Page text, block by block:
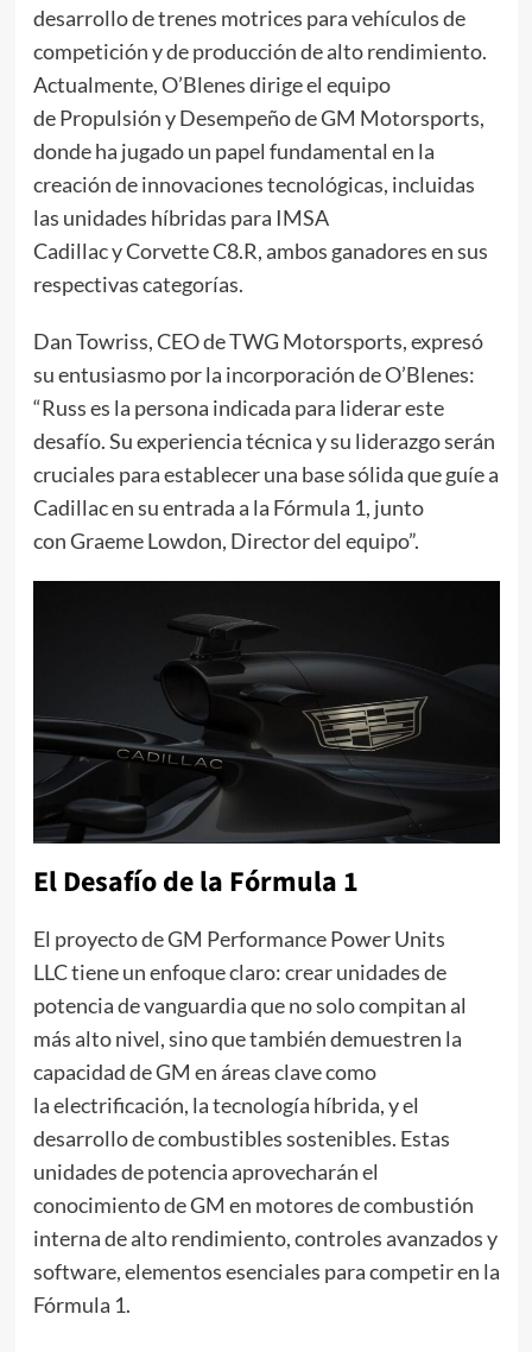
desarrollo de trenes motrices para vehículos de
competición y de producción de alto rendimiento.
Actualmente, O’Blenes dirige el equipo
de Propulsión y Desempeño de GM Motorsports,
donde ha jugado un papel fundamental en la
creación de innovaciones tecnológicas, incluidas
las unidades híbridas para IMSA
Cadillac y Corvette C8.R, ambos ganadores en sus
respectivas categorías.
Dan Towriss, CEO de TWG Motorsports, expresó
su entusiasmo por la incorporación de O’Blenes:
“Russ es la persona indicada para liderar este
desafío. Su experiencia técnica y su liderazgo serán
cruciales para establecer una base sólida que guíe a
Cadillac en su entrada a la Fórmula 1, junto
con Graeme Lowdon, Director del equipo”.
El Desafío de la Fórmula 1
El proyecto de GM Performance Power Units
LLC tiene un enfoque claro: crear unidades de
potencia de vanguardia que no solo compitan al
más alto nivel, sino que también demuestren la
capacidad de GM en áreas clave como
la electrificación, la tecnología híbrida, y el
desarrollo de combustibles sostenibles. Estas
unidades de potencia aprovecharán el
conocimiento de GM en motores de combustión
interna de alto rendimiento, controles avanzados y
software, elementos esenciales para competir en la
Fórmula 1.